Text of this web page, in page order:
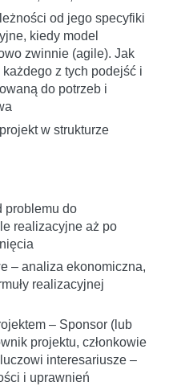
od jego specyfiki
kiedy model
zwinnie (agile). Jak
z tych podejść i
do potrzeb i
w strukturze
problemu do
realizacyjne aż po
– analiza ekonomiczna,
realizacyjnej
– Sponsor (lub
projektu, członkowie
interesariusze –
i uprawnień